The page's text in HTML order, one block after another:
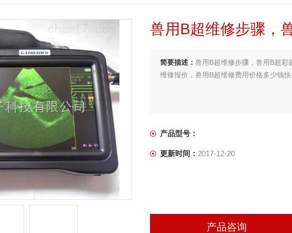
兽用B超维修步骤，
简要描述： 兽用B超维修步骤，兽用B超彩
维修报价，兽用B超维修费用价格多少钱
产品型号：
更新时间： 2017-12-20
产品咨询